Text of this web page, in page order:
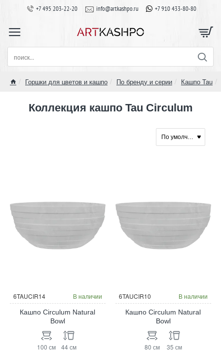
+7 495 203-22-20 info@artkashpo.ru +7 910 433-80-80
поиск...
Горшки для цветов и кашпо По бренду и серии Кашпо Tau
Коллекция кашпо Tau Circulum
6TAUCIR14 В наличии
Кашпо Circulum Natural
Bowl
100 см 44 см
6TAUCIR10 В наличии
Кашпо Circulum Natural
Bowl
80 см 35 см